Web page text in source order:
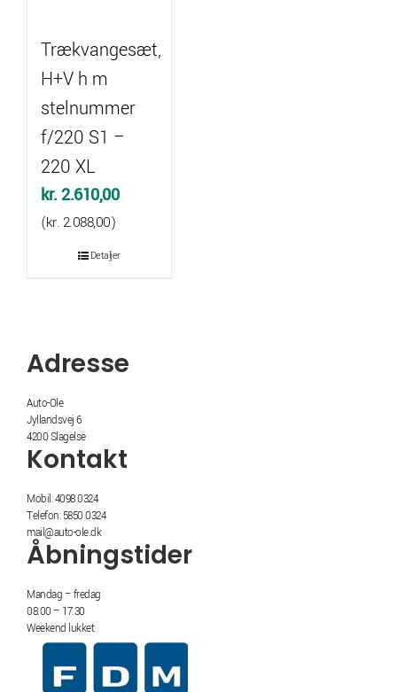
Trækvangesæt,
H+V h m
stelnummer
f/220 S1 –
220 XL
kr.2.610,00
(kr. 2.088,00)
Detaljer
Adresse
Auto-Ole
Jyllandsvej 6
4200 Slagelse
Kontakt
Mobil: 4098 0324
Telefon: 5850 0324
mail@auto-ole.dk
Åbningstider
Mandag – fredag
08.00 – 17.30
Weekend lukket